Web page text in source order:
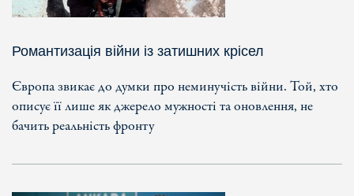
Романтизація війни із затишних крісел
Європа звикає до думки про неминучість війни. Той, хто
описує її лише як джерело мужності та оновлення, не
бачить реальність фронту